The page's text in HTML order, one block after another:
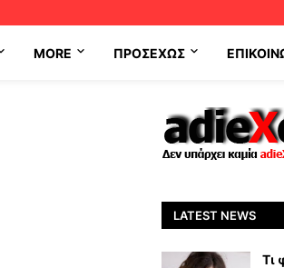
MORE ΠΡΟΣΕΧΩΣ
LATEST NEWS
Τι